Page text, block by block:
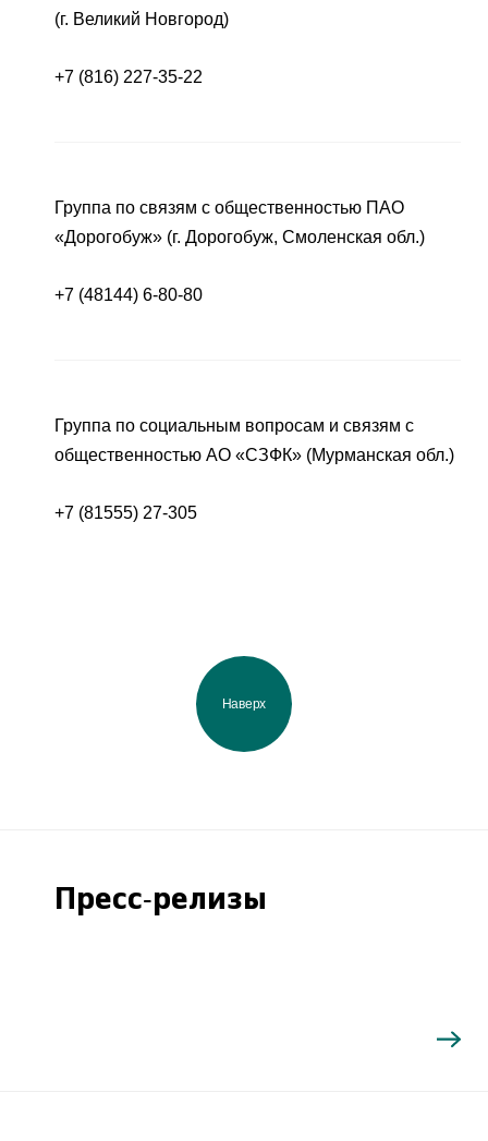
(г. Великий Новгород)
+7 (816) 227-35-22
Группа по связям с общественностью ПАО
«Дорогобуж» (г. Дорогобуж, Смоленская обл.)
+7 (48144) 6-80-80
Группа по социальным вопросам и связям с
общественностью АО «СЗФК» (Мурманская обл.)
+7 (81555) 27-305
Наверх
Пресс-релизы